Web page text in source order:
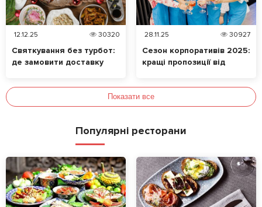
12.12.25 30320
Святкування без турбот:
де замовити доставку
28.11.25 30927
Сезон корпоративів 2025:
кращі пропозиції від
Показати все
Популярні ресторани